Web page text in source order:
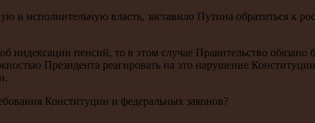
и исполнительную власть, заставило Путина обратиться к
индексации пенсий, то в этом случае Правительство обязано
Президента реагировать на это нарушение
Конституции и федеральных законов?